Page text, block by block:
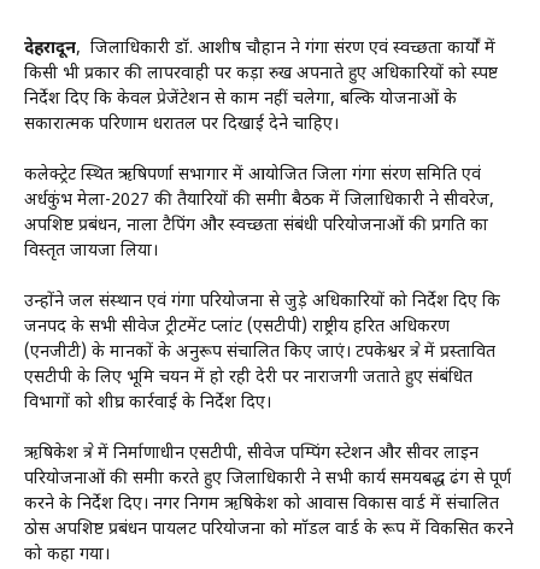
देहरादून, जिलाधिकारी डॉ. आशीष चौहान ने गंगा संरक्षण एवं स्वच्छता कार्यों में
किसी भी प्रकार की लापरवाही पर कड़ा रुख अपनाते हुए अधिकारियों को स्पष्ट
निर्देश दिए कि केवल प्रेजेंटेशन से काम नहीं चलेगा, बल्कि योजनाओं के
सकारात्मक परिणाम धरातल पर दिखाई देने चाहिए।
कलेक्ट्रेट स्थित ऋषिपर्णा सभागार में आयोजित जिला गंगा संरक्षण समिति एवं
अर्धकुंभ मेला-2027 की तैयारियों की समीक्षा बैठक में जिलाधिकारी ने सीवरेज,
अपशिष्ट प्रबंधन, नाला टैपिंग और स्वच्छता संबंधी परियोजनाओं की प्रगति का
विस्तृत जायजा लिया।
उन्होंने जल संस्थान एवं गंगा परियोजना से जुड़े अधिकारियों को निर्देश दिए कि
जनपद के सभी सीवेज ट्रीटमेंट प्लांट (एसटीपी) राष्ट्रीय हरित अधिकरण
(एनजीटी) के मानकों के अनुरूप संचालित किए जाएं। टपकेश्वर क्षेत्र में प्रस्तावित
एसटीपी के लिए भूमि चयन में हो रही देरी पर नाराजगी जताते हुए संबंधित
विभागों को शीघ्र कार्रवाई के निर्देश दिए।
ऋषिकेश क्षेत्र में निर्माणाधीन एसटीपी, सीवेज पम्पिंग स्टेशन और सीवर लाइन
परियोजनाओं की समीक्षा करते हुए जिलाधिकारी ने सभी कार्य समयबद्ध ढंग से पूर्ण
करने के निर्देश दिए। नगर निगम ऋषिकेश को आवास विकास वार्ड में संचालित
ठोस अपशिष्ट प्रबंधन पायलट परियोजना को मॉडल वार्ड के रूप में विकसित करने
को कहा गया।